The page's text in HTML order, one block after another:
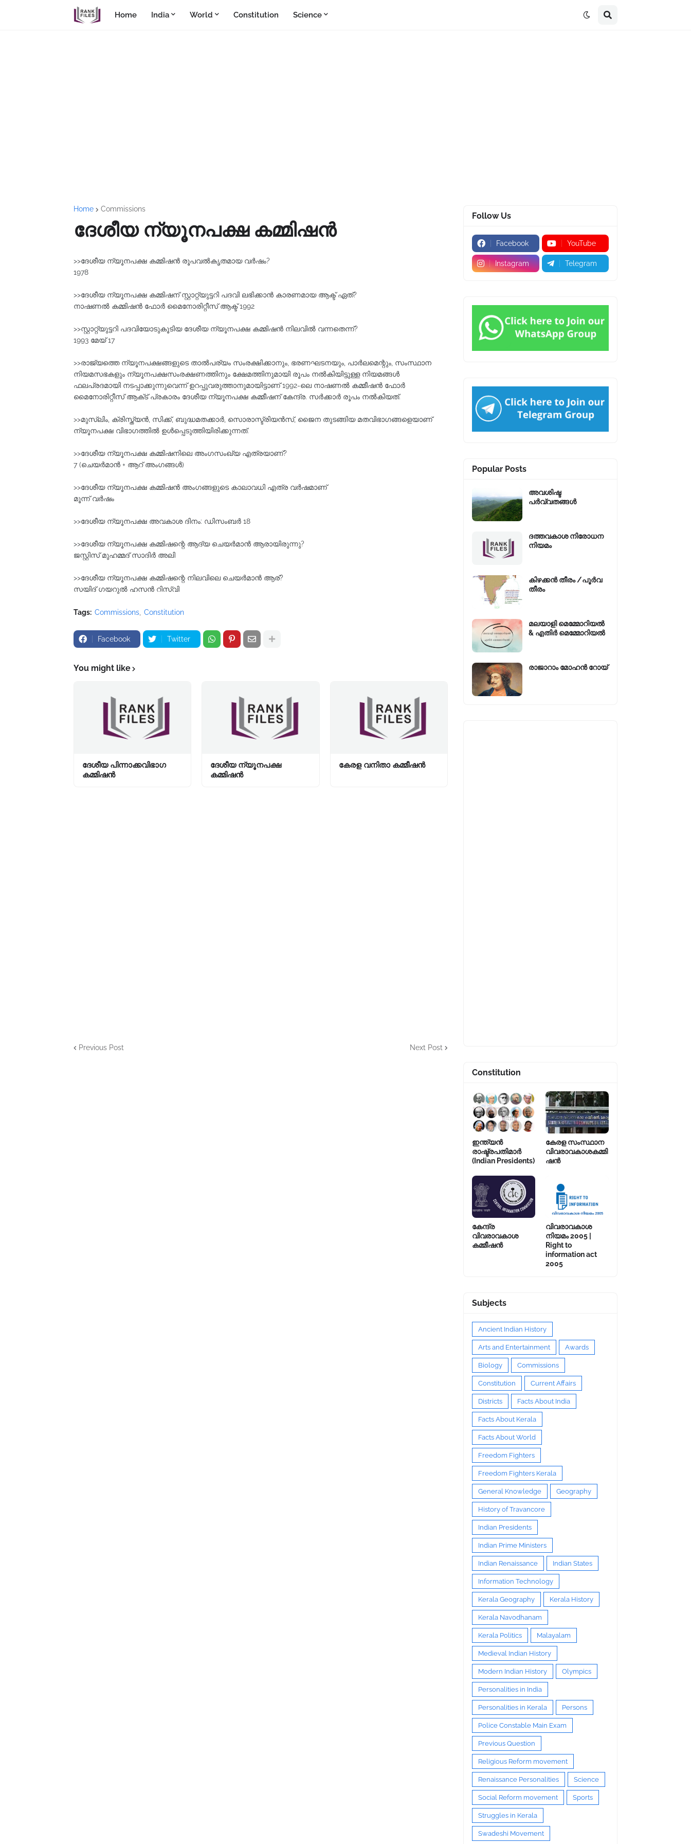
Home India World Constitution Science
Home Commissions
ദേശീയ ന്യൂനപക്ഷ കമ്മിഷന്‍
>>ദേശീയ ന്യൂനപക്ഷ കമ്മിഷന്‍ രൂപവൽകൃതമായ വര്‍ഷം?
1978
>>ദേശീയ ന്യൂനപക്ഷ കമ്മിഷന്‌ സ്റ്റാറ്റ്യുട്ടറി പദവി ലഭിക്കാന്‍ കാരണമായ ആക്ട്‌ ഏത്‌?
നാഷണല്‍ കമ്മിഷന്‍ ഫോര്‍ മൈനോരിറ്റീസ്‌ ആക്ട്‌ 1992
>>സ്റ്റാറ്റ്യുട്ടറി പദവിയോടുകൂടിയ ദേശീയ ന്യൂനപക്ഷ കമ്മിഷന്‍ നിലവില്‍ വന്നതെന്ന്‌?
1993 മേയ്‌ 17
>>രാജ്യത്തെ ന്യൂനപക്ഷങ്ങളുടെ താല്‍പര്യം സംരക്ഷിക്കാനും, ഭരണഘടനയും, പാര്‍ലമെന്റും, സംസ്ഥാന
നിയമസഭകളും ന്യൂനപക്ഷസംരക്ഷണത്തിനും ക്ഷേമത്തിനുമായി രൂപം നല്‍കിയിട്ടുള്ള നിയമങ്ങള്‍
ഫലപ്രദമായി നടപ്പാക്കുന്നുവെന്ന്‌ ഉറപ്പുവരുത്താനുമായിട്ടാണ്‌ 1992-ലെ നാഷണല്‍ കമ്മീഷന്‍ ഫോര്‍
മൈനോരിറ്റീസ്‌ ആക്‌ട്‌ പ്രകാരം ദേശീയ ന്യൂനപക്ഷ കമ്മീഷന്‌ കേന്ദ്ര. സര്‍ക്കാര്‍ രൂപം നല്‍കിയത്‌.
>>മുസ്‌ലിം, ക്രിസ്ത്യൻ, സിക്ക്, ബുദ്ധമതക്കാർ, സൊരാസ്ട്രിയൻസ്, ജൈന തുടങ്ങിയ മതവിഭാഗങ്ങളെയാണ്
ന്യൂനപക്ഷ വിഭാഗത്തിൽ ഉൾപ്പെടുത്തിയിരിക്കുന്നത്.
>>ദേശീയ ന്യൂനപക്ഷ കമ്മിഷനിലെ അംഗസംഖ്യ എത്രയാണ്‌?
7 (ചെയര്‍മാന്‍ + ആറ്‌ അംഗങ്ങൾ)
>>ദേശീയ ന്യൂനപക്ഷ കമ്മിഷന്‍ അംഗങ്ങളുടെ കാലാവധി എത്ര വര്‍ഷമാണ്‌
മൂന്ന്‌ വര്‍ഷം
>>ദേശീയ ന്യൂനപക്ഷ അവകാശ ദിനം: ഡിസംബർ 18
>>ദേശീയ ന്യൂനപക്ഷ കമ്മിഷന്റെ ആദ്യ ചെയര്‍മാന്‍ ആരായിരുന്നു?
ജസ്റ്റിസ്‌ മുഹമ്മദ്‌ സാദിര്‍ അലി
>>ദേശീയ ന്യൂനപക്ഷ കമ്മിഷന്റെ നിലവിലെ ചെയര്‍മാന്‍ ആര്‌?
സയിദ്‌ ഗയറുല്‍ ഹസന്‍ റിസ്‌വി
Tags: Commissions Constitution
Facebook Twitter
You might like
ദേശീയ പിന്നാക്കവിഭാഗ
കമ്മിഷന്‍
ദേശീയ ന്യൂനപക്ഷ
കമ്മിഷന്‍
കേരള വനിതാ കമ്മീഷൻ
Previous Post Next Post
Follow Us
Facebook YouTube
Instagram Telegram
Popular Posts
അവശിഷ്ട
പർവ്വതങ്ങൾ
ദത്തവകാശ നിരോധന
നിയമം
കിഴക്കന്‍ തീരം /പൂർവ
തീരം
മലയാളി മെമ്മോറിയൽ
& എതിർ മെമ്മോറിയൽ
രാജാറാം മോഹൻ റോയ്‌
Constitution
ഇന്ത്യൻ
രാഷ്ട്രപതിമാർ
(Indian Presidents)
കേരള സംസ്ഥാന
വിവരാവകാശകമ്മി
ഷൻ
കേന്ദ്ര
വിവരാവകാശ
കമ്മീഷൻ
വിവരാവകാശ
നിയമം 2005 |
Right to
information act
2005
Subjects
Ancient Indian History
Arts and Entertainment Awards
Biology Commissions
Constitution Current Affairs
Districts Facts About India
Facts About Kerala
Facts About World
Freedom Fighters
Freedom Fighters Kerala
General Knowledge Geography
History of Travancore
Indian Presidents
Indian Prime Ministers
Indian Renaissance Indian States
Information Technology
Kerala Geography Kerala History
Kerala Navodhanam
Kerala Politics Malayalam
Medieval Indian History
Modern Indian History Olympics
Personalities in India
Personalities in Kerala Persons
Police Constable Main Exam
Previous Question
Religious Reform movement
Renaissance Personalities Science
Social Reform movement Sports
Struggles in Kerala
Swadeshi Movement